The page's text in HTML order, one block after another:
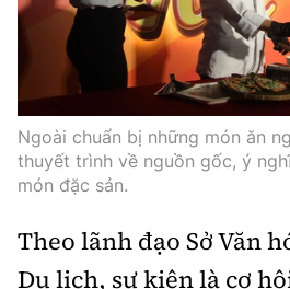
Ngoài chuẩn bị những món ăn
thuyết trình về nguồn gốc, ý
món đặc sản.
Theo lãnh đạo Sở Văn
Du lịch, sự kiện là cơ